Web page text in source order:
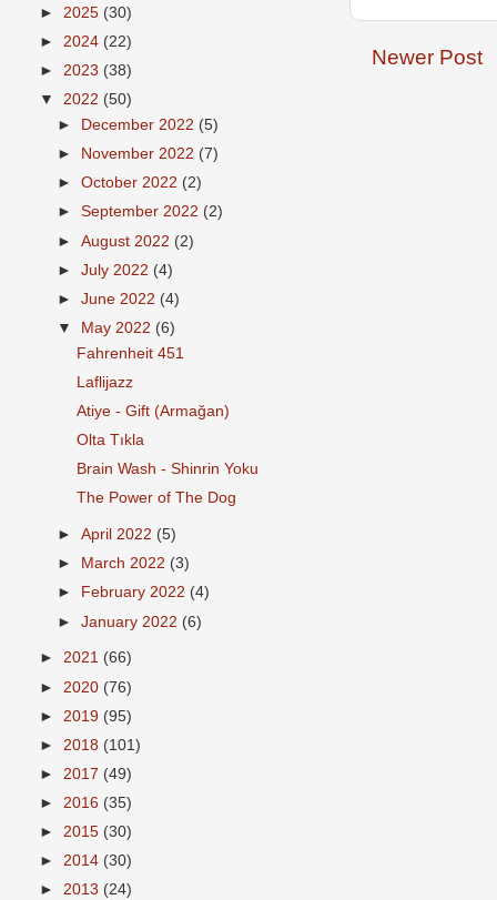
Newer Post
► 2025 (30)
► 2024 (22)
► 2023 (38)
▼ 2022 (50)
►
December 2022 (5)
►
November 2022 (7)
►October 2022 (2)
►September 2022 (2)
►August 2022 (2)
►July 2022 (4)
►June 2022 (4)
▼
May 2022 (6)
Fahrenheit 451
Laflijazz
Atiye - Gift (Armağan)
Olta Tıkla
Brain Wash - Shinrin Yoku
The Power of The Dog
►April 2022 (5)
►
March 2022 (3)
►
February 2022 (4)
►January 2022 (6)
► 2021 (66)
► 2020 (76)
► 2019 (95)
► 2018 (101)
► 2017 (49)
► 2016 (35)
► 2015 (30)
► 2014 (30)
► 2013 (24)